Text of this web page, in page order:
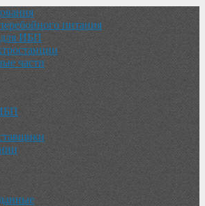
питания
ИБП
части